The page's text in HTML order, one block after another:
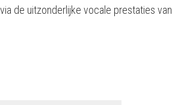
via de uitzonderlijke vocale prestaties van